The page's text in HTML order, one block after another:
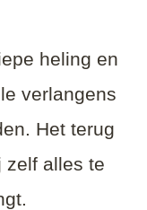
heling en
verlangens
Het terug
zelf alles te